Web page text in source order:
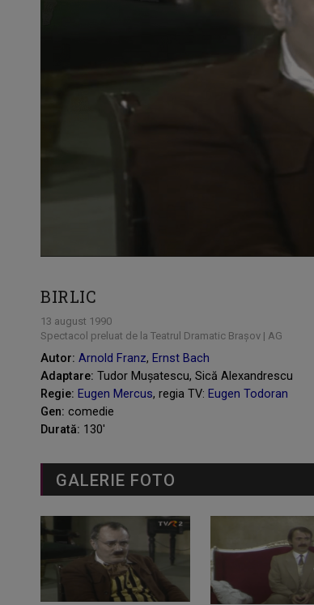
BIRLIC
13 august 1990
Spectacol preluat de la Teatrul Dramatic Brașov | AG
Autor: Arnold Franz, Ernst Bach
Adaptare: Tudor Mușatescu, Sică Alexandrescu
Regie: Eugen Mercus, regia TV: Eugen Todoran
Gen: comedie
Durată: 130'
GALERIE FOTO